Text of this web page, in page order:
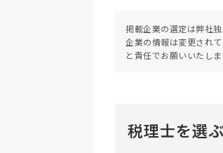
掲載企業の選定は弊社
企業の情報は変更され
と責任でお願いいたし
税理士を選